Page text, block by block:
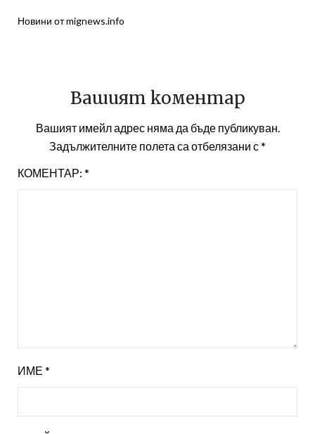
Новини от mignews.info
Вашият коментар
Вашият имейл адрес няма да бъде публикуван.
Задължителните полета са отбелязани с*
КОМЕНТАР: *
ИМЕ *